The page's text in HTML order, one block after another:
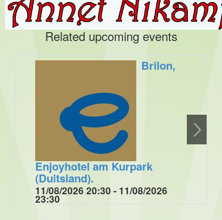
Related upcoming events
Brilon,
Enjoyhotel am Kurpark
(Duitsland).
11/08/2026 20:30 - 11/08/2026
23:30